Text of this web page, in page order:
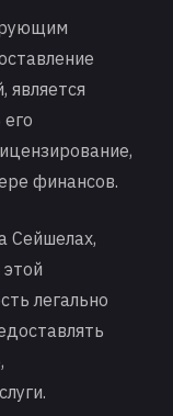
финансов.
Сейшелах,
легально